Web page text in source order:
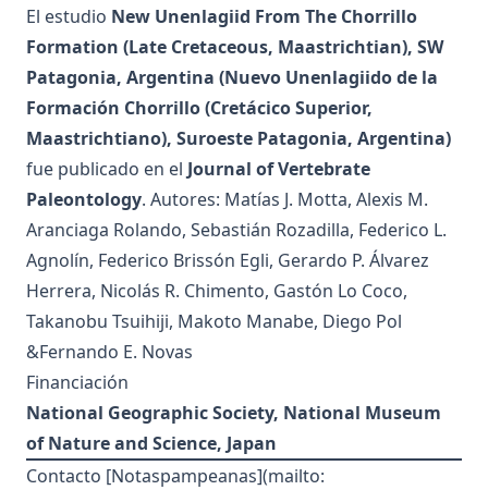
El estudio New Unenlagiid From The Chorrillo
Formation (Late Cretaceous, Maastrichtian), SW
Patagonia, Argentina (Nuevo Unenlagiido de la
Formación Chorrillo (Cretácico Superior,
Maastrichtiano), Suroeste Patagonia, Argentina)
fue publicado en el Journal of Vertebrate
Paleontology. Autores: Matías J. Motta, Alexis M.
Aranciaga Rolando, Sebastián Rozadilla, Federico L.
Agnolín, Federico Brissón Egli, Gerardo P. Álvarez
Herrera, Nicolás R. Chimento, Gastón Lo Coco,
Takanobu Tsuihiji, Makoto Manabe, Diego Pol
&Fernando E. Novas
Financiación
National Geographic Society, National Museum
of Nature and Science, Japan
Contacto [Notaspampeanas](mailto: